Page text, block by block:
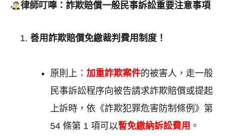
律師叮嚀：詐欺賠償一般民事訴訟重要注意事項
善用詐欺賠償免繳裁判費用制度！
原則上： 加重詐欺案件的被害人， 走一般
民事訴訟程序向被告請求詐欺賠償或提起
上訴時，依 《詐欺犯罪危害防制條例》 第
54 條第 1 項可以暫免繳納訴訟費用 。